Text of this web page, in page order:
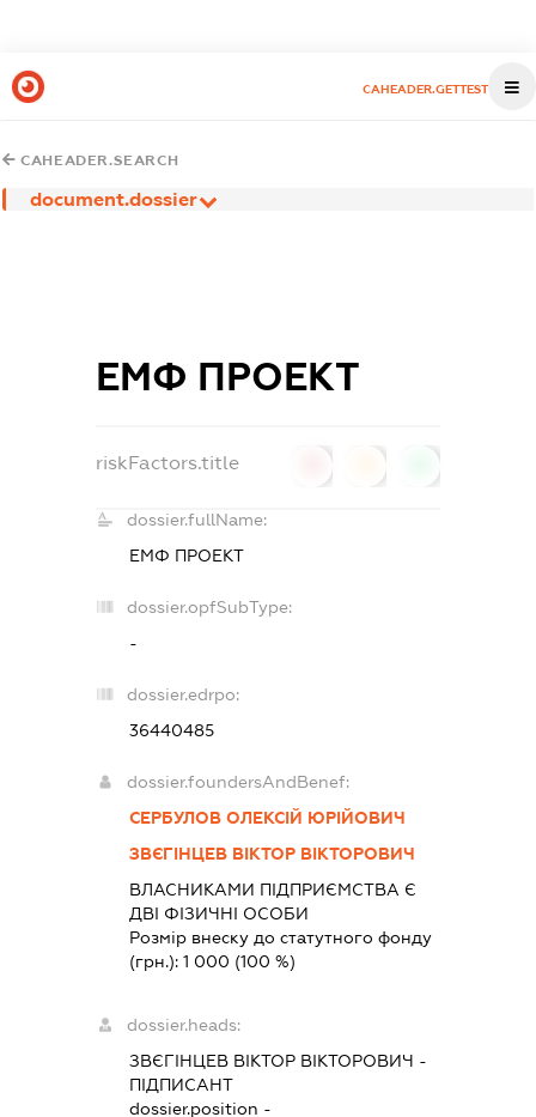
CAHEADER.GETTEST
CAHEADER.SEARCH
document.dossier
ЕМФ ПРОЕКТ
riskFactors.title
dossier.fullName:
ЕМФ ПРОЕКТ
dossier.opfSubType:
-
dossier.edrpo:
36440485
dossier.foundersAndBenef:
СЕРБУЛОВ ОЛЕКСІЙ ЮРІЙОВИЧ
ЗВЄГІНЦЕВ ВІКТОР ВІКТОРОВИЧ
ВЛАСНИКАМИ ПІДПРИЄМСТВА Є
ДВІ ФІЗИЧНІ ОСОБИ
Розмір внеску до статутного фонду
(грн.): 1 000 (100 %)
dossier.heads:
ЗВЄГІНЦЕВ ВІКТОР ВІКТОРОВИЧ -
ПІДПИСАНТ
dossier.position -